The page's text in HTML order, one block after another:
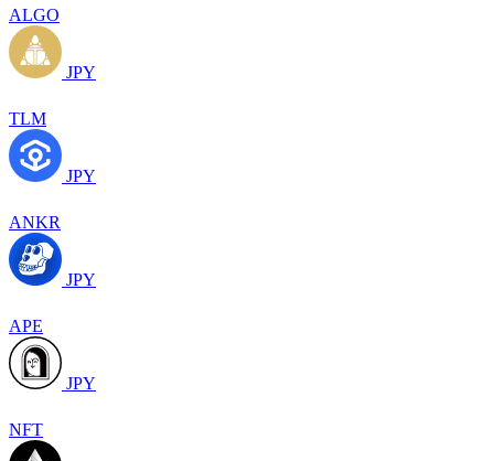
ALGO
JPY
TLM
JPY
ANKR
JPY
APE
JPY
NFT